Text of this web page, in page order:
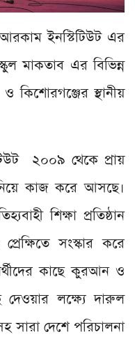
ইনস্টিটিউট এর
মাকতাব এর বিভিন্ন
কিশোরগঞ্জের স্থানীয়
২০০৯ থেকে প্রায়
কাজ করে আসছে।
শিক্ষা প্রতিষ্ঠান
সংস্কার করে
কাছে কুরআন ও
লক্ষ্যে দারুল
সারা দেশে পরিচালনা